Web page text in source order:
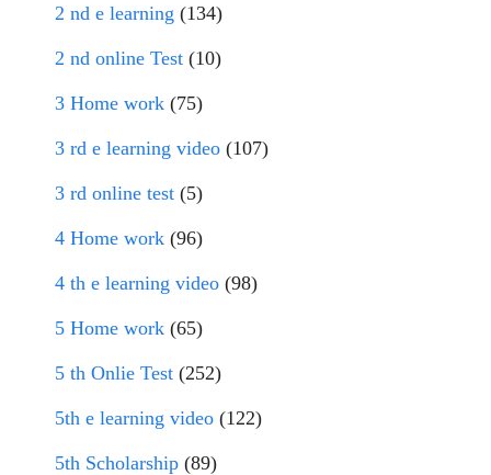
2 nd e learning (134)
2 nd online Test (10)
3 Home work (75)
3 rd e learning video (107)
3 rd online test (5)
4 Home work (96)
4 th e learning video (98)
5 Home work (65)
5 th Onlie Test (252)
5th e learning video (122)
5th Scholarship (89)